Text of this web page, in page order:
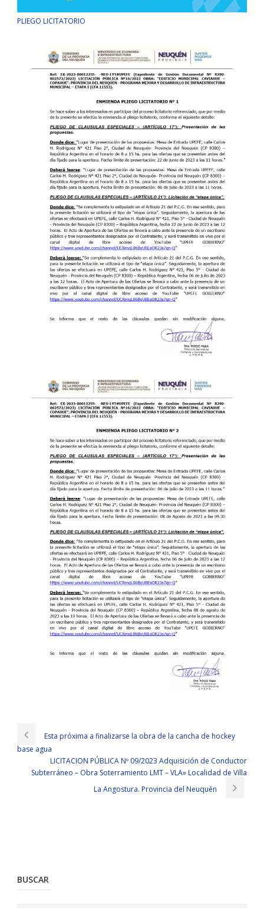
PLIEGO LICITATORIO
Esta próxima a finalizarse la obra de la cancha de hockey
base agua
LICITACION PÚBLICA Nº 09/2023 Adquisición de Conductor
Subterráneo – Obra Soterramiento LMT – VLA» Localidad de Villa
La Angostura. Provincia del Neuquén
BUSCAR